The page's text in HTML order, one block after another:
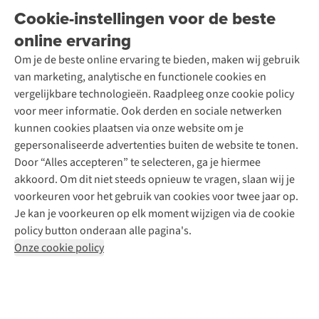
Cookie-instellingen voor de beste
online ervaring
Om je de beste online ervaring te bieden, maken wij gebruik
van marketing, analytische en functionele cookies en
vergelijkbare technologieën. Raadpleeg onze cookie policy
voor meer informatie. Ook derden en sociale netwerken
kunnen cookies plaatsen via onze website om je
gepersonaliseerde advertenties buiten de website te tonen.
Door “Alles accepteren” te selecteren, ga je hiermee
akkoord. Om dit niet steeds opnieuw te vragen, slaan wij je
voorkeuren voor het gebruik van cookies voor twee jaar op.
Je kan je voorkeuren op elk moment wijzigen via de cookie
policy button onderaan alle pagina's.
Onze cookie policy
Garantie
Contact
Onze winkels
Over A.S.Adventure
Toegankelijkheidsverklaring
Ski-onderhoud
Wasservice
Schoenonderhoud
Schoenherstelling
Kledingherstelling
Retouches
Voor bedrijven
A.S.Magazine
Podcast
Explore Academy
Explore Camp
Gear Check
Inspiratie & advies
Meld je aan voor de nieuwsbrief
Follow us
Disclaimer Privacy Policy
Algemene voorwaarden
Cookie Policy